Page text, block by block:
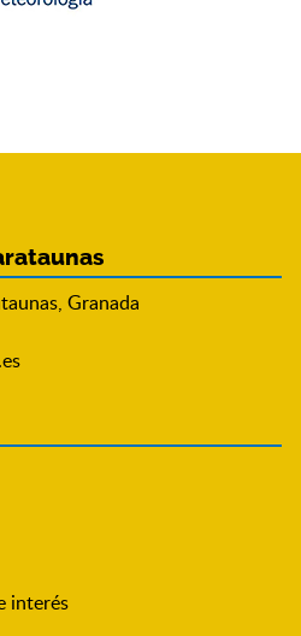
Granada
interés